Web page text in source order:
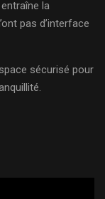
la
pas d’interface
sécurisé pour